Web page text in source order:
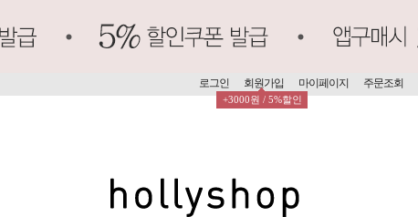
로그인 회원가입
+3000원 / 5%할인
마이페이지 주문조회